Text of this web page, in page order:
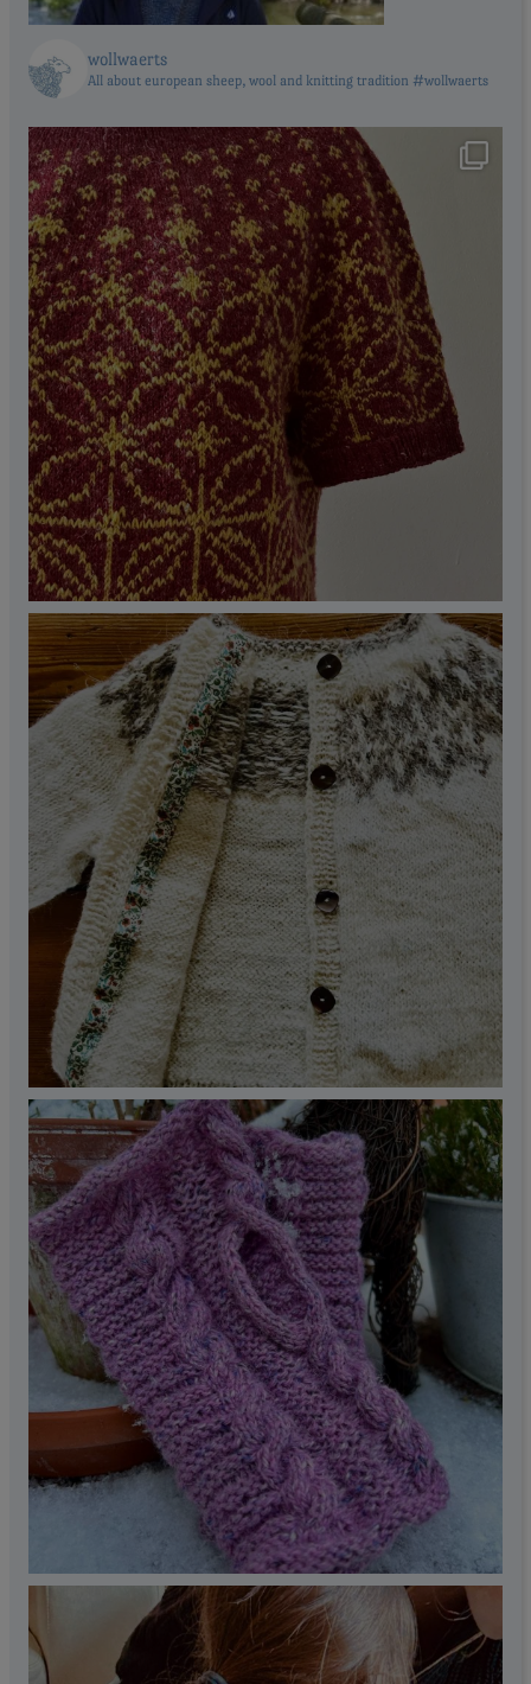
wollwaerts
All about european sheep, wool and knitting tradition #wollwaerts